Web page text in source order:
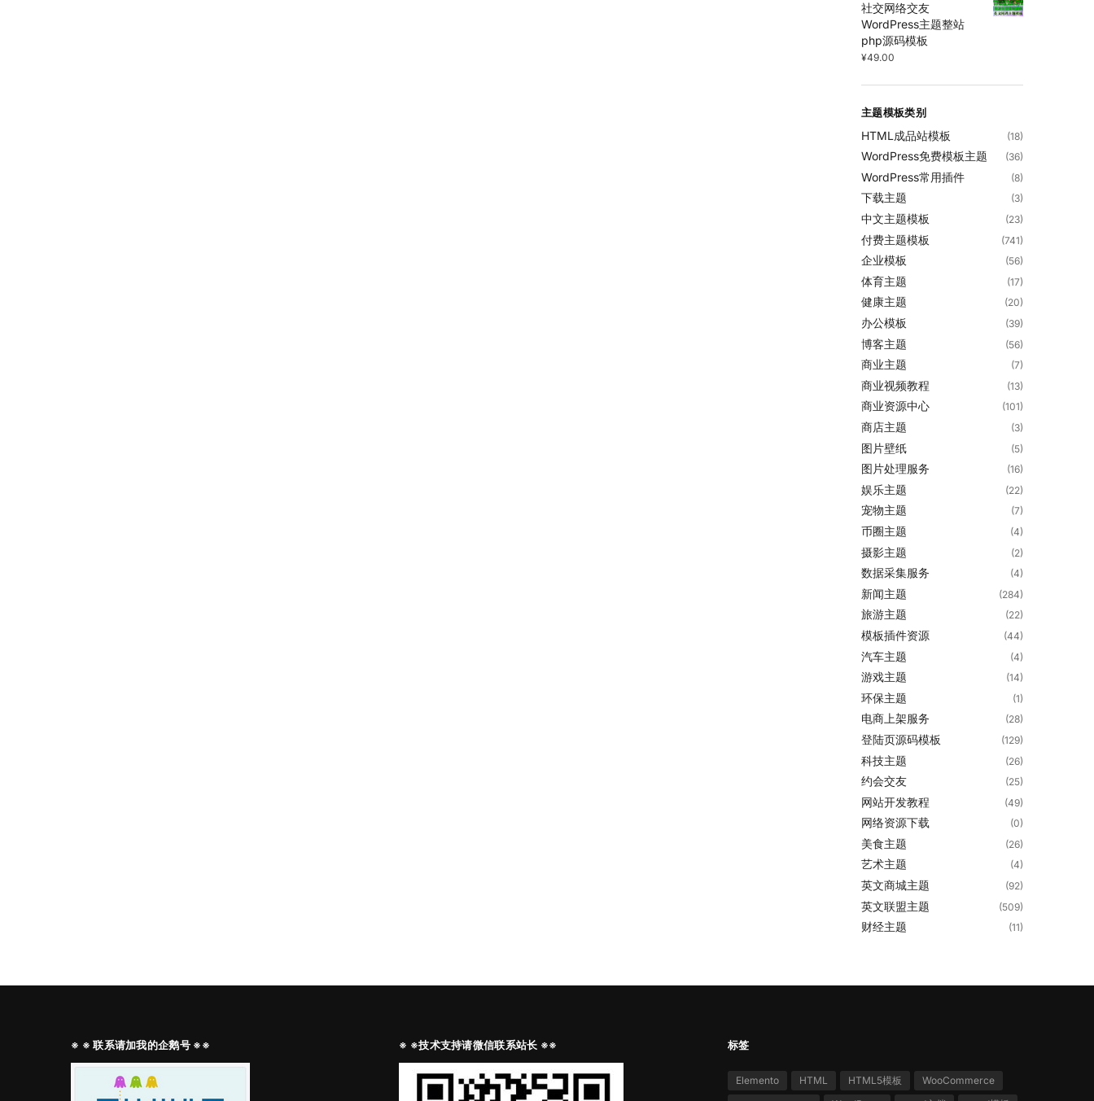
社交网络交友
WordPress主题整站
php源码模板
¥49.00
主题模板类别
HTML成品站模板 (18)
WordPress免费模板主题 (36)
WordPress常用插件 (8)
下载主题 (3)
中文主题模板 (23)
付费主题模板 (741)
企业模板 (56)
体育主题 (17)
健康主题 (20)
办公模板 (39)
博客主题 (56)
商业主题 (7)
商业视频教程 (13)
商业资源中心 (101)
商店主题 (3)
图片壁纸 (5)
图片处理服务 (16)
娱乐主题 (22)
宠物主题 (7)
币圈主题 (4)
摄影主题 (2)
数据采集服务 (4)
新闻主题 (284)
旅游主题 (22)
模板插件资源 (44)
汽车主题 (4)
游戏主题 (14)
环保主题 (1)
电商上架服务 (28)
登陆页源码模板 (129)
科技主题 (26)
约会交友 (25)
网站开发教程 (49)
网络资源下载 (0)
美食主题 (26)
艺术主题 (4)
英文商城主题 (92)
英文联盟主题 (509)
财经主题 (11)
※ ※ 联系请加我的企鹅号 ※※ ※ ※技术支持请微信联系站长 ※※ 标签
Elemento HTML HTML5模板
WooCommerce